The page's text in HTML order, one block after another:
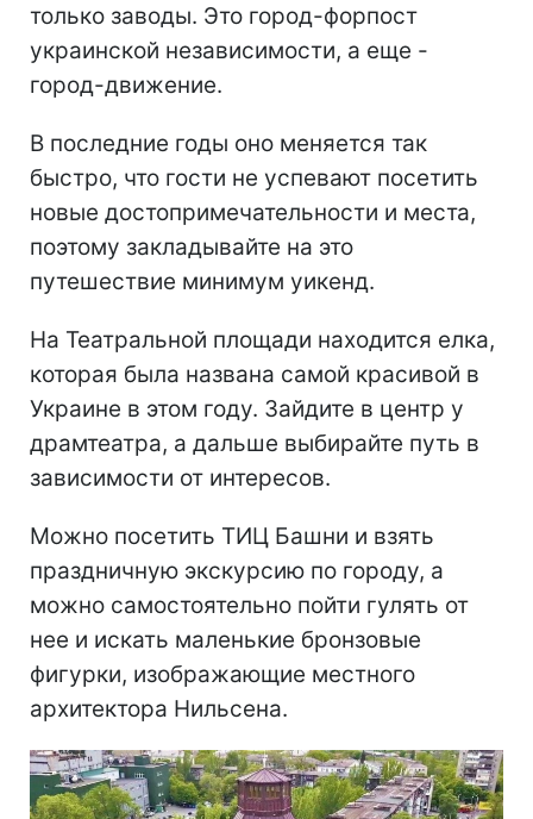
только заводы. Это город-форпост
украинской независимости, а еще -
город-движение.
В последние годы оно меняется так
быстро, что гости не успевают посетить
новые достопримечательности и места,
поэтому закладывайте на это
путешествие минимум уикенд.
На Театральной площади находится елка,
которая была названа самой красивой в
Украине в этом году. Зайдите в центр у
драмтеатра, а дальше выбирайте путь в
зависимости от интересов.
Можно посетить ТИЦ Башни и взять
праздничную экскурсию по городу, а
можно самостоятельно пойти гулять от
нее и искать маленькие бронзовые
фигурки, изображающие местного
архитектора Нильсена.